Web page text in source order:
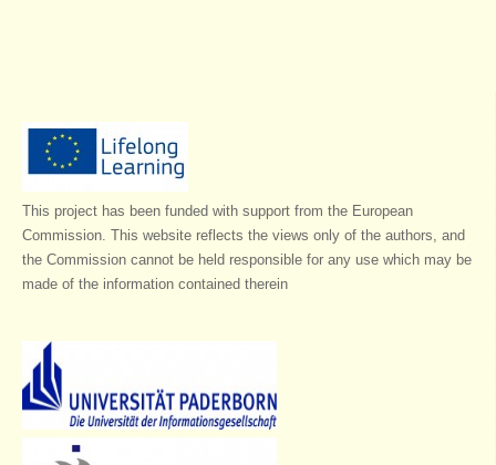
This project has been funded with support from the European
Commission. This website reflects the views only of the authors, and
the Commission cannot be held responsible for any use which may be
made of the information contained therein